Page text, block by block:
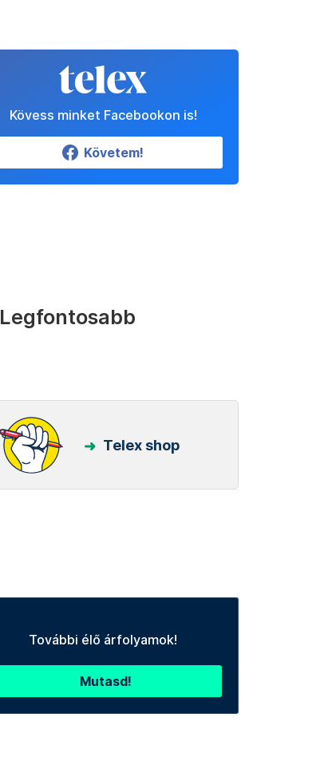
Kövess minket Facebookon is!
Követem!
Legfontosabb
Telex shop
További élő árfolyamok!
Mutasd!